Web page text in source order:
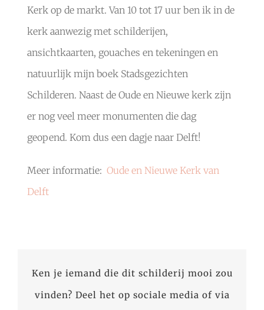
Kerk op de markt. Van 10 tot 17 uur ben ik in de
kerk aanwezig met schilderijen,
ansichtkaarten, gouaches en tekeningen en
natuurlijk mijn boek Stadsgezichten
Schilderen. Naast de Oude en Nieuwe kerk zijn
er nog veel meer monumenten die dag
geopend. Kom dus een dagje naar Delft!
Meer informatie: Oude en Nieuwe Kerk van
Delft
Ken je iemand die dit schilderij mooi zou
vinden? Deel het op sociale media of via